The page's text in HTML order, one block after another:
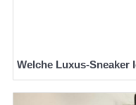
Welche Luxus-Sneaker